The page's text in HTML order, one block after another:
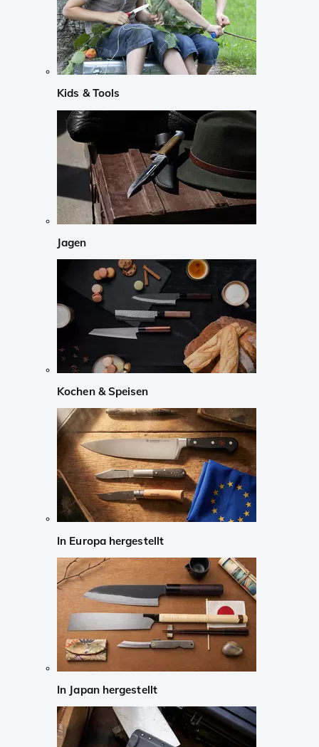
Kids & Tools
Jagen
Kochen & Speisen
In Europa hergestellt
In Japan hergestellt